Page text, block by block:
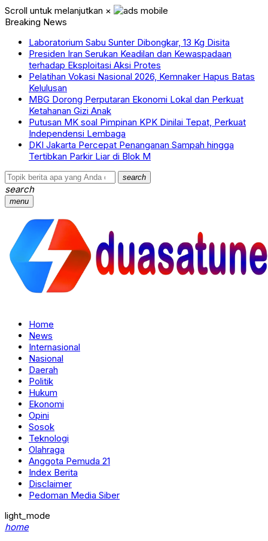
Scroll untuk melanjutkan ×
Breaking News
Laboratorium Sabu Sunter Dibongkar, 13 Kg Disita
Presiden Iran Serukan Keadilan dan Kewaspadaan
terhadap Eksploitasi Aksi Protes
Pelatihan Vokasi Nasional 2026, Kemnaker Hapus Batas
Kelulusan
MBG Dorong Perputaran Ekonomi Lokal dan Perkuat
Ketahanan Gizi Anak
Putusan MK soal Pimpinan KPK Dinilai Tepat, Perkuat
Independensi Lembaga
DKI Jakarta Percepat Penanganan Sampah hingga
Tertibkan Parkir Liar di Blok M
search
search
menu
Home
News
Internasional
Nasional
Daerah
Politik
Hukum
Ekonomi
Opini
Sosok
Teknologi
Olahraga
Anggota Pemuda 21
Index Berita
Disclaimer
Pedoman Media Siber
light_mode
home